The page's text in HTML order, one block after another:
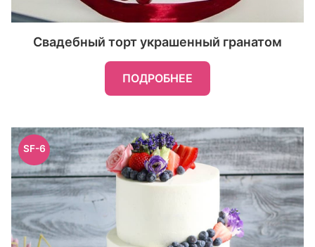
Свадебный торт украшенный гранатом
ПОДРОБНЕЕ
SF-6